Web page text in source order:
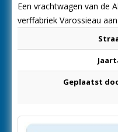
Een vrachtwagen van de
verffabriek Varossieau
Geplaatst